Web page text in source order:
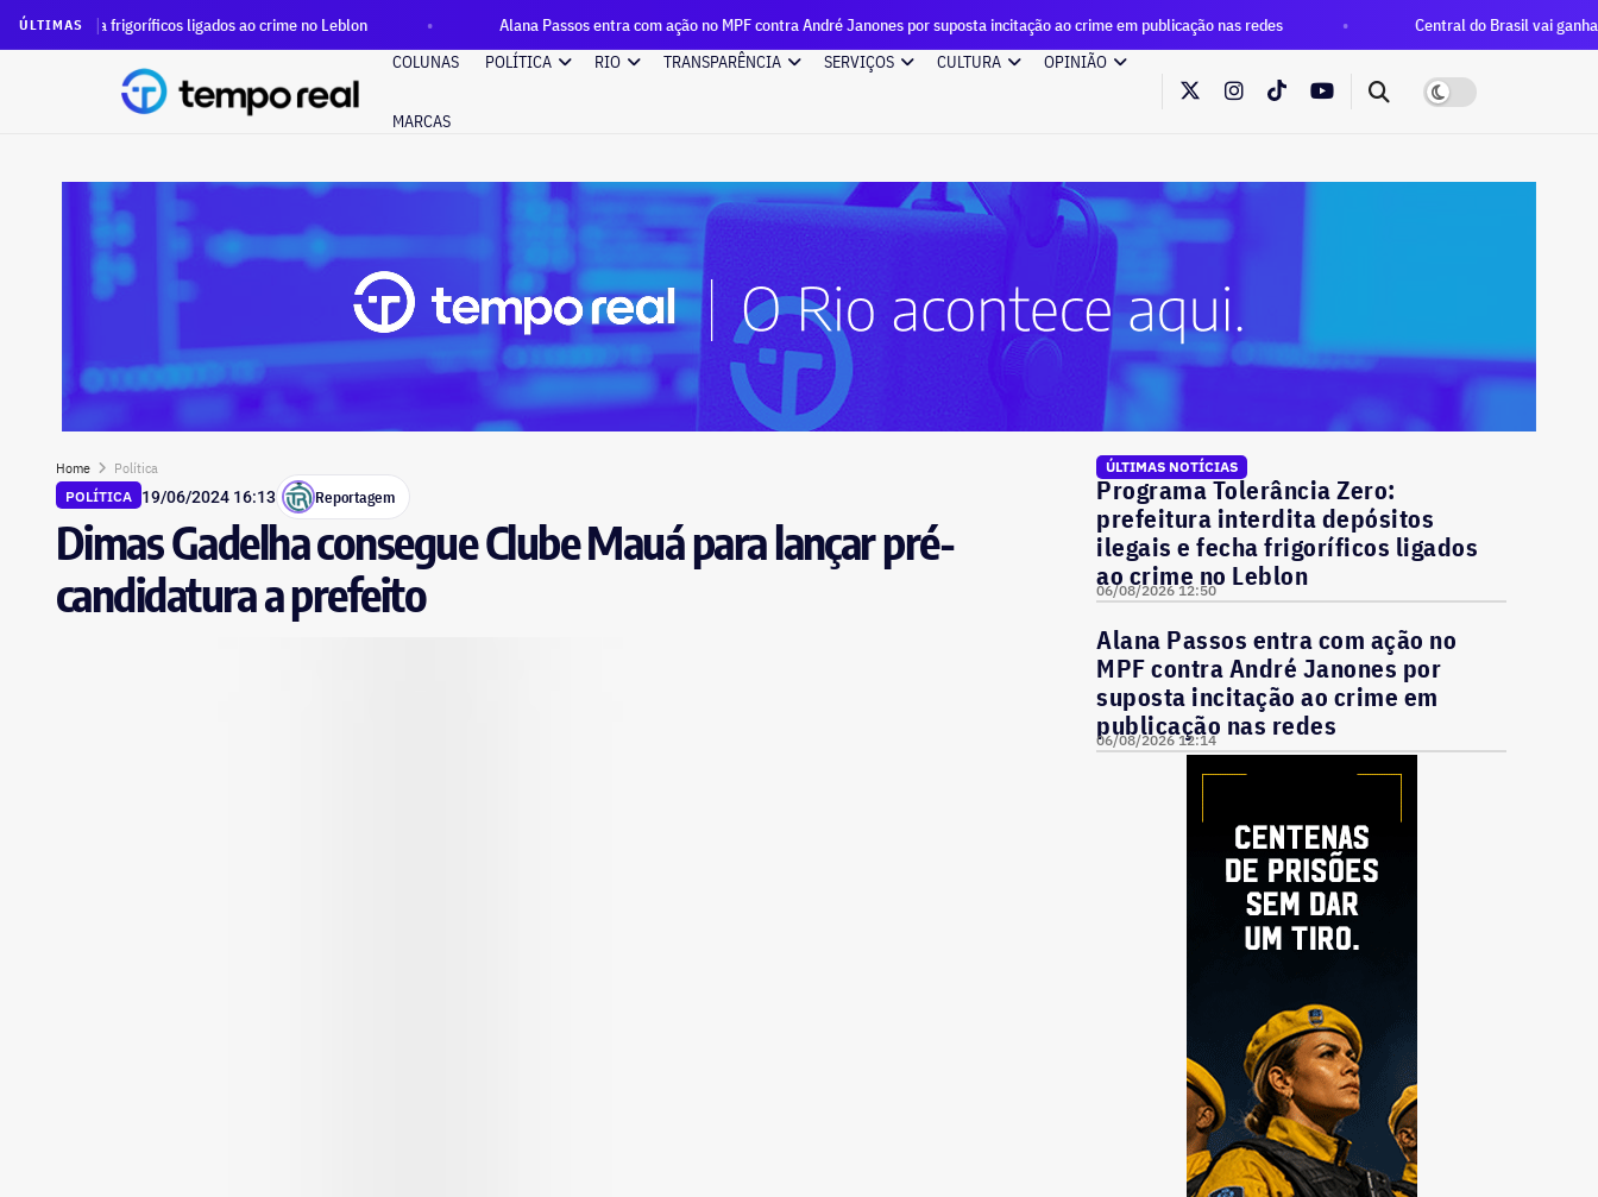
ÚLTIMASligados ao crime no Leblon Alana Passos entra com ação no MPF contra André Janones por suposta incitação ao crime em publicação nas redes
Central do Brasil vai ganhar rede gratuita
COLUNAS
POLÍTICA RIO TRANSPARÊNCIA SERVIÇOS CULTURA OPINIÃO
MARCAS
Home
Política
POLÍTICA 19/06/2024 16:13 Reportagem
Dimas Gadelha consegue Clube Mauá para lançar pré-
candidatura a prefeito
ÚLTIMAS NOTÍCIAS
Programa Tolerância Zero:
prefeitura interdita depósitos
ilegais e fecha frigoríficos ligados
ao crime no Leblon
06/08/2026 12:50
Alana Passos entra com ação no
MPF contra André Janones por
suposta incitação ao crime em
publicação nas redes
06/08/2026 12:14